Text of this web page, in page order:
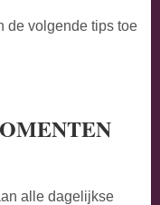
de volgende tips toe
alle dagelijkse